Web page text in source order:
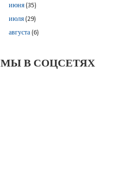
июня(35)
июля(29)
августа(6)
МЫ В СОЦСЕТЯХ